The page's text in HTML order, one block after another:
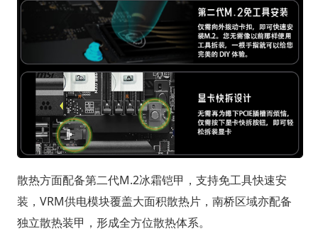
散热方面配备第二代M.2冰霜铠甲，支持免工具快速安
装，VRM供电模块覆盖大面积散热片，南桥区域亦配备
独立散热装甲，形成全方位散热体系。